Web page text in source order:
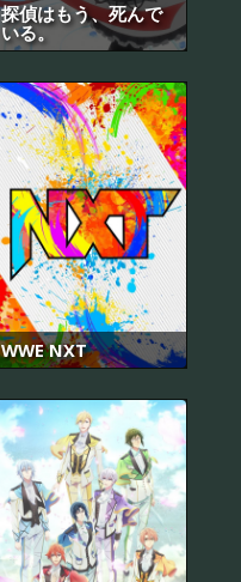
探偵はもう、死んで
いる。
WWE NXT